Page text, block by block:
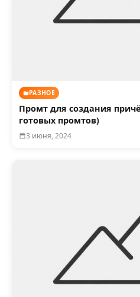
РАЗНОЕ
Промт для создания
готовых промтов)
3 июня, 2024